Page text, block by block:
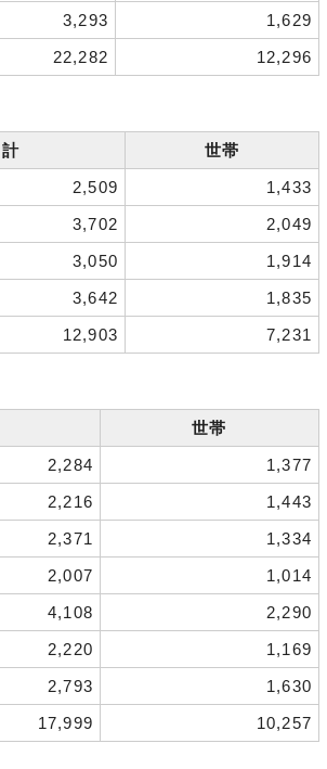
3,293
1,629
22,282 12,296
計
世帯
2,509
1,433
3,702
2,049
3,050
1,914
3,642
1,835
12,903 7,231
世帯
2,284
1,377
2,216
1,443
2,371
1,334
2,007
1,014
4,108
2,290
2,220
1,169
2,793
1,630
17,999 10,257